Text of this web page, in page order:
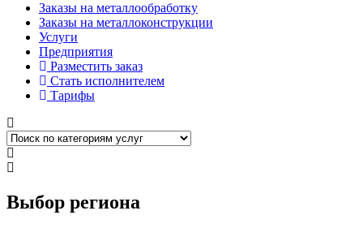
Заказы на металлообработку
Заказы на металлоконструкции
Услуги
Предприятия
Разместить заказ
Стать исполнителем
Тарифы
Выбор региона